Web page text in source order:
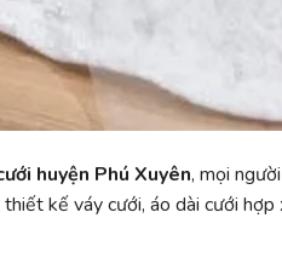
huyện Phú Xuyên, mọi
kế váy cưới, áo dài cưới